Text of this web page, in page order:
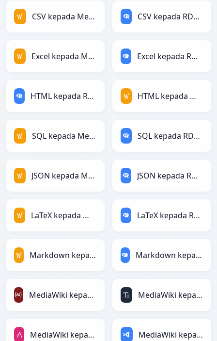
CSV kepada MediaWiki CSV kepada RDataFrame
Excel kepada MediaWiki Excel kepada RDataFrame
HTML kepada RDataFrame HTML kepada MediaWiki
SQL kepada MediaWiki SQL kepada RDataFrame
JSON kepada MediaWiki JSON kepada RDataFrame
LaTeX kepada MediaWiki LaTeX kepada RDataFrame
Markdown kepada MediaWiki Markdown kepada RDataFrame
MediaWiki kepada ActionScript MediaWiki kepada ASCII
MediaWiki kepada AsciiDoc MediaWiki kepada ASP